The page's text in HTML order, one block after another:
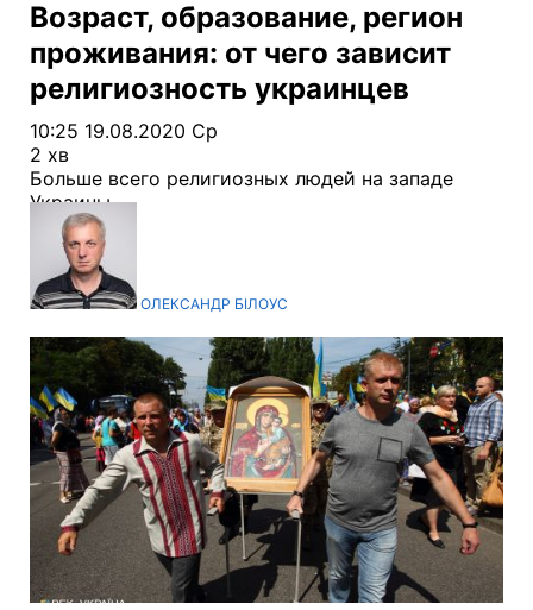
Возраст, образование, регион
проживания: от чего зависит
религиозность украинцев
10:25 19.08.2020 Ср
2 хв
Больше всего религиозных людей на западе
Украины
ОЛЕКСАНДР БІЛОУС